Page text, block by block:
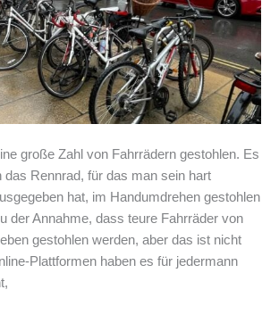
große Zahl von Fahrrädern gestohlen. Es
Rennrad, für das man sein hart
hat, im Handumdrehen gestohlen
der Annahme, dass teure Fahrräder von
gestohlen werden, aber das ist nicht
Plattformen haben es für jedermann